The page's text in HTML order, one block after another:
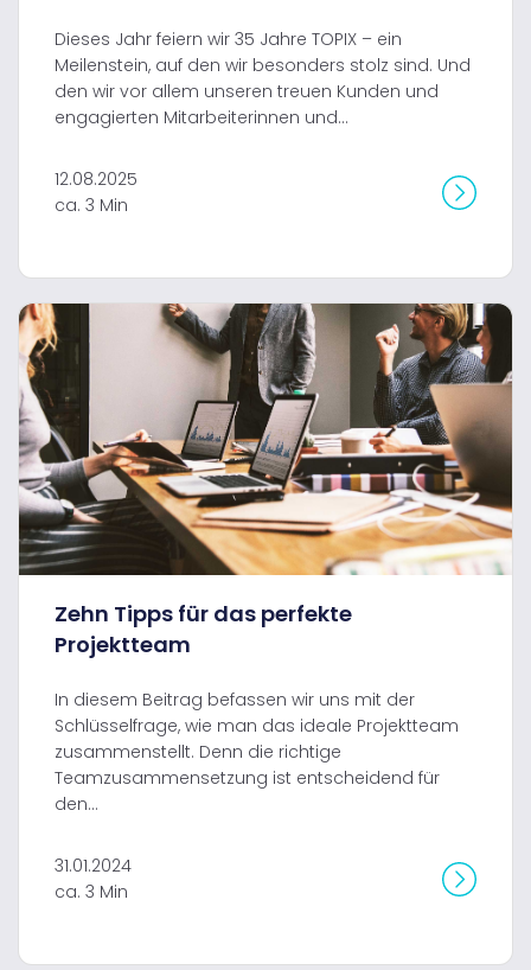
Dieses Jahr feiern wir 35 Jahre TOPIX – ein
Meilenstein, auf den wir besonders stolz sind. Und
den wir vor allem unseren treuen Kunden und
engagierten Mitarbeiterinnen und...
12.08.2025
ca. 3 Min
Zehn Tipps für das perfekte
Projektteam
In diesem Beitrag befassen wir uns mit der
Schlüsselfrage, wie man das ideale Projektteam
zusammenstellt. Denn die richtige
Teamzusammensetzung ist entscheidend für
den...
31.01.2024
ca. 3 Min